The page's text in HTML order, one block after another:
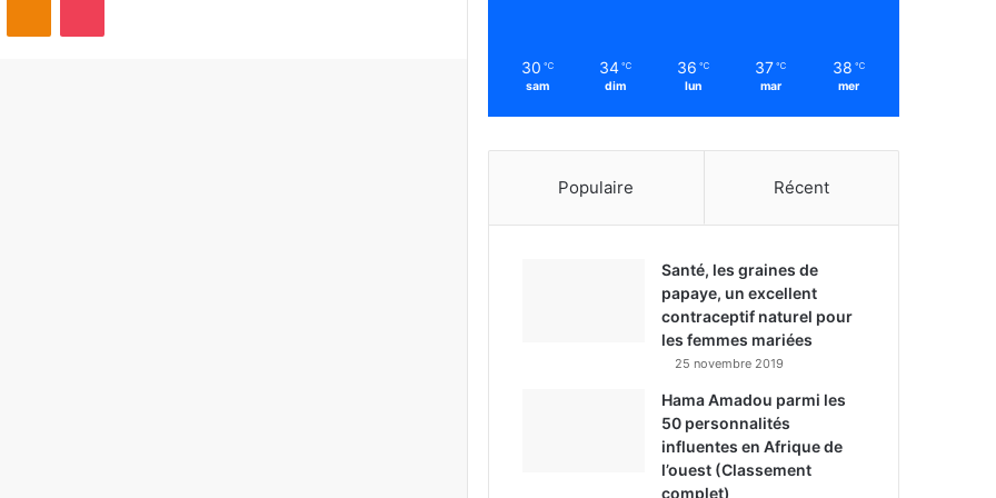
30 ℃
sam
34 ℃
dim
36 ℃
lun
37 ℃
mar
38 ℃
mer
Populaire Récent
Santé, les graines de
papaye, un excellent
contraceptif naturel pour
les femmes mariées
25 novembre 2019
Hama Amadou parmi les
50 personnalités
influentes en Afrique de
l’ouest (Classement
complet)